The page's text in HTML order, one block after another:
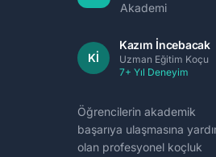
Akademi
Kİ
Kazım İncebacak
Uzman Eğitim Koçu
7+ Yıl Deneyim
Öğrencilerin akademik
başarıya ulaşmasına
olan profesyonel koçluk